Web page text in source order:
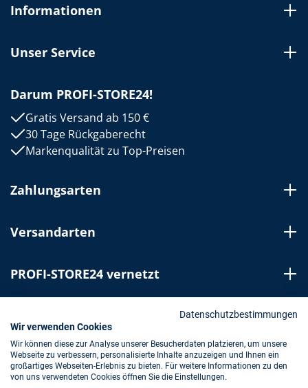
Informationen
Unser Service
Darum PROFI-STORE24!
Gratis Versand ab 150 €
30 Tage Rückgaberecht
Markenqualität zu Top-Preisen
Zahlungsarten
Versandarten
PROFI-STORE24 vernetzt
Bestellung widerrufen
Impressum AGB Datenschutz
Datenschutzbestimmungen
Wir verwenden Cookies
Wir können diese zur Analyse unserer Besucherdaten platzieren, um unsere
Webseite zu verbessern, personalisierte Inhalte anzuzeigen und Ihnen ein
großartiges Webseiten-Erlebnis zu bieten. Für weitere Informationen zu den
von uns verwendeten Cookies öffnen Sie die Einstellungen.